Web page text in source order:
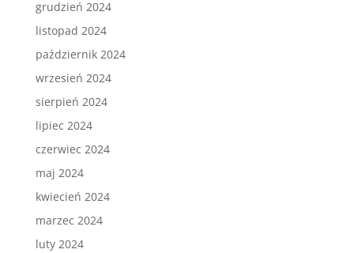
grudzień 2024
listopad 2024
październik 2024
wrzesień 2024
sierpień 2024
lipiec 2024
czerwiec 2024
maj 2024
kwiecień 2024
marzec 2024
luty 2024